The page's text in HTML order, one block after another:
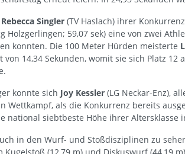
Rebecca Singler (TV Haslach) ihrer
Holzgerlingen; 59,07 sek) eine von zwei
konnten. Die 100 Meter Hürden meisterte
14,34 Sekunden, womit sie sich Platz 12
konnte sich Joy Kessler (LG Neckar-Enz),
Wettkampf, als die Konkurrenz bereits
national siebtbeste Höhe ihrer Altersklasse
in den Wurf- und Stoßdisziplinen zu